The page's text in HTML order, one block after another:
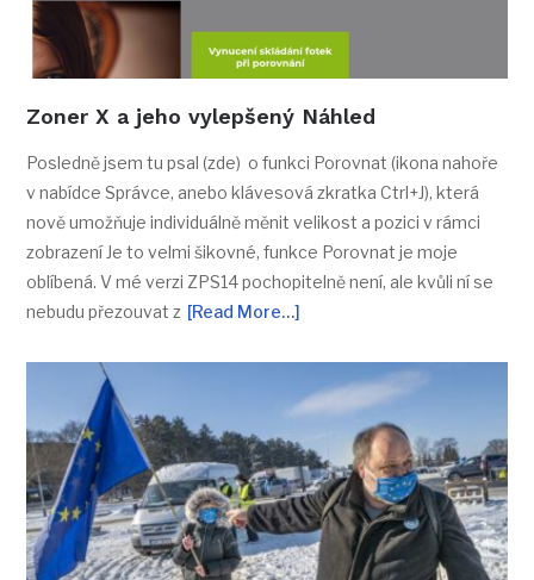
Zoner X a jeho vylepšený Náhled
Posledně jsem tu psal (zde) o funkci Porovnat (ikona nahoře
v nabídce Správce, anebo klávesová zkratka Ctrl+J), která
nově umožňuje individuálně měnit velikost a pozici v rámci
zobrazení Je to velmi šikovné, funkce Porovnat je moje
oblíbená. V mé verzi ZPS14 pochopitelně není, ale kvůli ní se
nebudu přezouvat z [Read More…]